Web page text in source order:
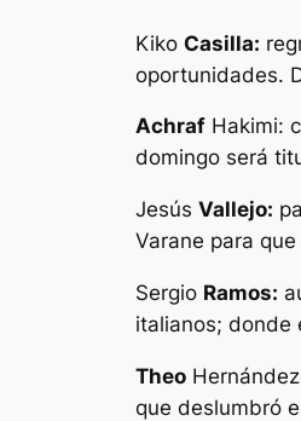
Kiko Casilla:
oportunidades.
Achraf Hakimi:
domingo será
Jesús Vallejo:
Varane para
Sergio Ramos:
italianos; donde
Theo
que deslumbró